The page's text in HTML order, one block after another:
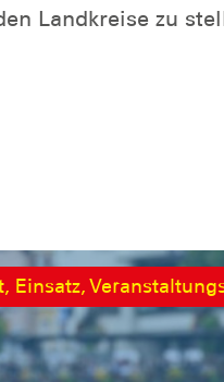
Landkreise zu
Einsatz,